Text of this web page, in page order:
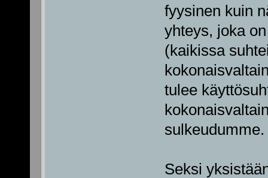
fyysinen kuin
yhteys, joka
(kaikissa
tulee
Seksi